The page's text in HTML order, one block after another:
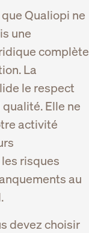
Qualiopi ne
une
complète
La
le respect
Elle ne
activité
risques
au
devez choisir